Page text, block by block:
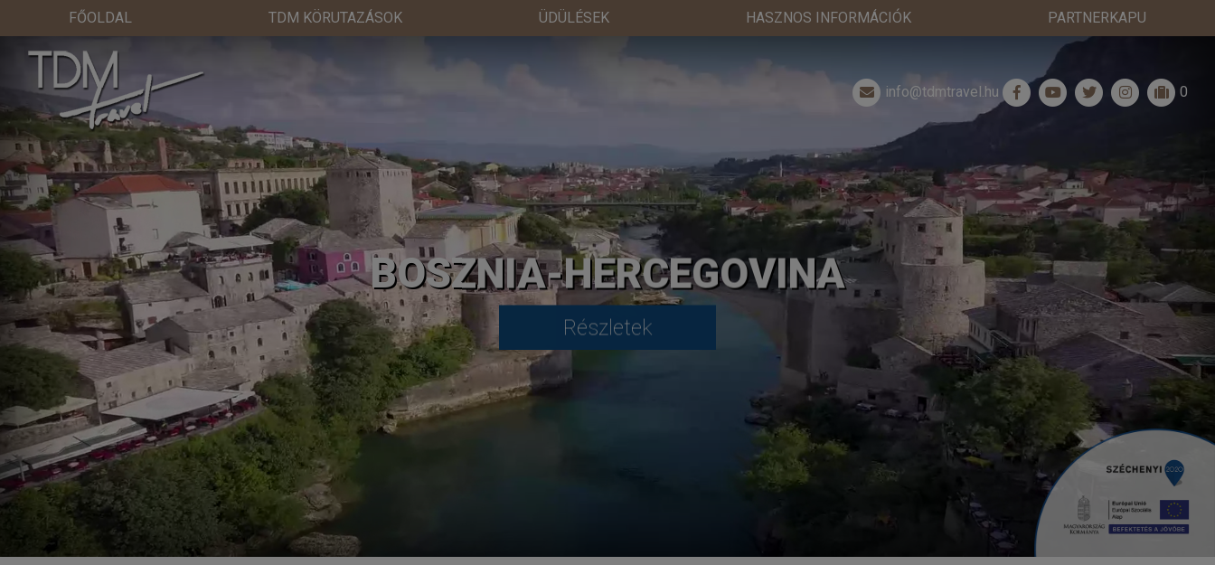
FŐOLDAL TDM KÖRUTAZÁSOK ÜDÜLÉSEK HASZNOS INFORMÁCIÓK PARTNERKAPU
info@tdmtravel.hu 0
BOSZNIA-HERCEGOVINA
Részletek